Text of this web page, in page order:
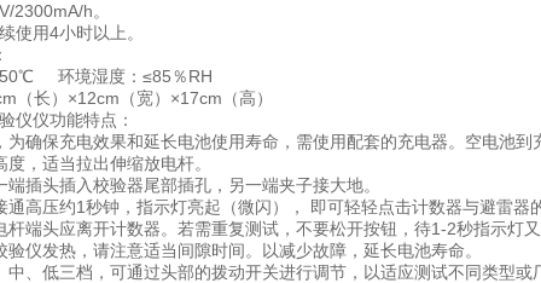
2300mA/h。
使用4小时以上。
环境湿度：≤85％RH
（长）×12cm（宽）×17cm（高）
仪仪功能特点：
为确保充电效果和延长电池使用寿命，需使用配套的充电器。空电池
，适当拉出伸缩放电杆。
插头插入校验器尾部插孔，另一端夹子接大地。
通高压约1秒钟，指示灯亮起（微闪）， 即可轻轻点击计数器与避雷器
杆端头应离开计数器。若需重复测试，不要松开按钮，待1-2秒指示灯
仪发热，请注意适当间隙时间。以减少故障，延长电池寿命。
中、低三档，可通过头部的拨动开关进行调节，以适应测试不同类型或